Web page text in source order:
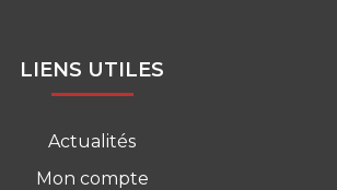
LIENS UTILES
Actualités
Mon compte